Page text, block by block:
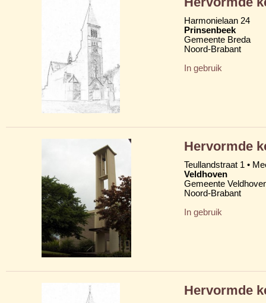
Harmonielaan 24
Prinsenbeek
Gemeente Breda
Noord-Brabant
In gebruik
Hervormde
Teullandstraat 1 •
Veldhoven
Gemeente
Noord-Brabant
In gebruik
Hervormde